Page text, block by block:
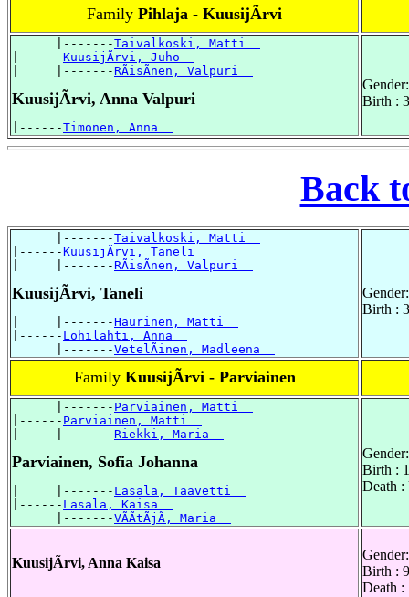
Family Pihlaja - KuusijÃrvi
      |-------
Taivalkoski, Matti
|------KuusijÃrvi, Juho
|     |-------RÃisÃnen, Valpuri
KuusijÃrvi, Anna Valpuri
|------Timonen, Anna
Birth :
Back
      |-------
Taivalkoski, Matti
|------KuusijÃrvi, Taneli
|     |-------RÃisÃnen, Valpuri
KuusijÃrvi, Taneli
|     |-------Haurinen, Matti
|------ Lohilahti, Anna
      |-------
VetelÃinen, Madleena
Birth :
Family KuusijÃrvi - Parviainen
      |-------
Parviainen, Matti
|------ Parviainen, Matti
|     |-------Riekki, Maria
Parviainen, Sofia Johanna
|     |------- Lasala, Taavetti
|------ Lasala, Kaisa
      |-------
VÃÃtÃjÃ, Maria
Birth :
Death
KuusijÃrvi, Anna Kaisa
Birth :
Death :